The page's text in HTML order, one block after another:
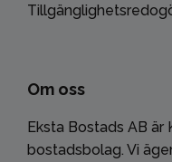
Om oss
Eksta Bostads AB är
bostadsbolag. Vi